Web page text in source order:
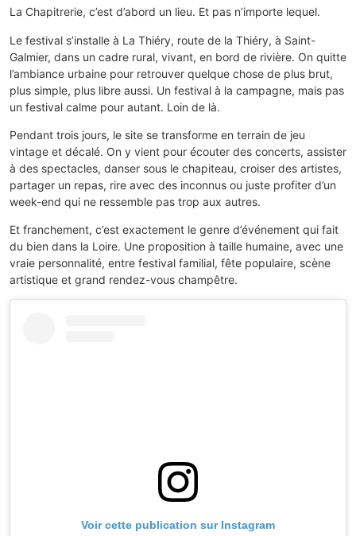
La Chapitrerie, c’est d’abord un lieu. Et pas n’importe lequel.
Le festival s’installe à La Thiéry, route de la Thiéry, à Saint-
Galmier, dans un cadre rural, vivant, en bord de rivière. On quitte
l’ambiance urbaine pour retrouver quelque chose de plus brut,
plus simple, plus libre aussi. Un festival à la campagne, mais pas
un festival calme pour autant. Loin de là.
Pendant trois jours, le site se transforme en terrain de jeu
vintage et décalé. On y vient pour écouter des concerts, assister
à des spectacles, danser sous le chapiteau, croiser des artistes,
partager un repas, rire avec des inconnus ou juste profiter d’un
week-end qui ne ressemble pas trop aux autres.
Et franchement, c’est exactement le genre d’événement qui fait
du bien dans la Loire. Une proposition à taille humaine, avec une
vraie personnalité, entre festival familial, fête populaire, scène
artistique et grand rendez-vous champêtre.
Voir cette publication sur Instagram